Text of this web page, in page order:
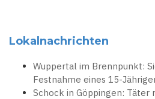
Lokalnachrichten
Wuppertal im Brennpunkt:
Festnahme eines 15-
Schock in Göppingen: Täter